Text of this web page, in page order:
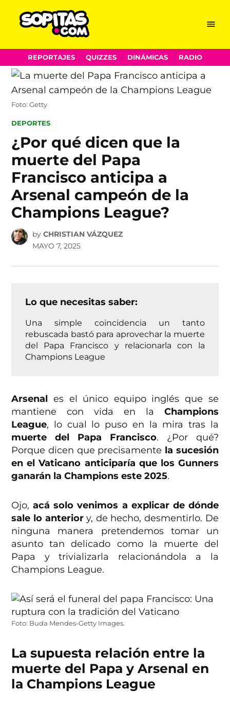
Skip
to
content
Menu
REPORTAJES QUIZZES DINÁMICAS RADIO
Foto: Getty
POSTED
DEPORTES
¿Por qué dicen que la
muerte del Papa
Francisco anticipa a
Arsenal campeón de la
Champions League?
by CHRISTIAN VÁZQUEZ
MAYO 7, 2025
Lo que necesitas saber:
Una simple coincidencia un tanto
rebuscada bastó para aprovechar la muerte
del Papa Francisco y relacionarla con la
Champions League
Arsenal es el único equipo inglés que se
mantiene con vida en la Champions
League, lo cual lo puso en la mira tras la
muerte del Papa Francisco. ¿Por qué?
Porque dicen que precisamente la sucesión
en el Vaticano anticiparía que los Gunners
ganarán la Champions este 2025.
Ojo, acá solo venimos a explicar de dónde
sale lo anteriory, de hecho, desmentirlo. De
ninguna manera pretendemos tomar un
asunto tan delicado como la muerte del
Papa y trivializarla relacionándola a la
Champions League.
Foto: Buda Mendes-Getty Images.
La supuesta relación entre la
muerte del Papa y Arsenal en
la Champions League